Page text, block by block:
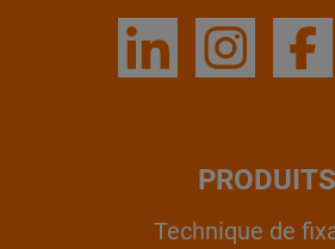
PRODUITS
Technique de